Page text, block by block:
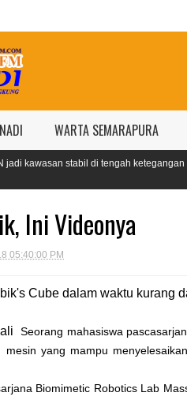
WARTA SEMARAPURA
di tengah ketegangan
Libur
Ini Videonya
05:40:00 PM
Seorang mahasiswa
mesin yang mampu
Biomimetic Robotics Lab